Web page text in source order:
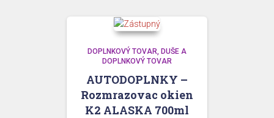
DOPLNKOVÝ TOVAR DUŠE A
DOPLNKOVÝ TOVAR
AUTODOPLNKY –
Rozmrazovac okien
K2 ALASKA 700ml